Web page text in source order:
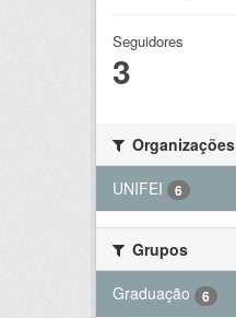
Seguidores
3
Organizações
UNIFEI
6
Grupos
Graduação
6